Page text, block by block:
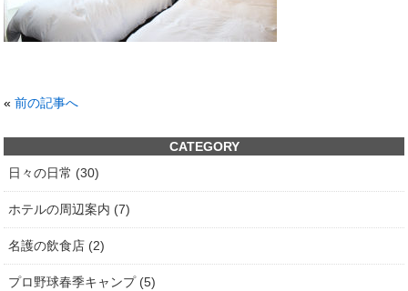
«前の記事へ
CATEGORY
日々の日常 (30)
ホテルの周辺案内 (7)
名護の飲食店 (2)
プロ野球春季キャンプ (5)